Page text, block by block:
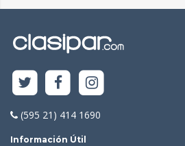
(595 21) 414 1690
Información Útil